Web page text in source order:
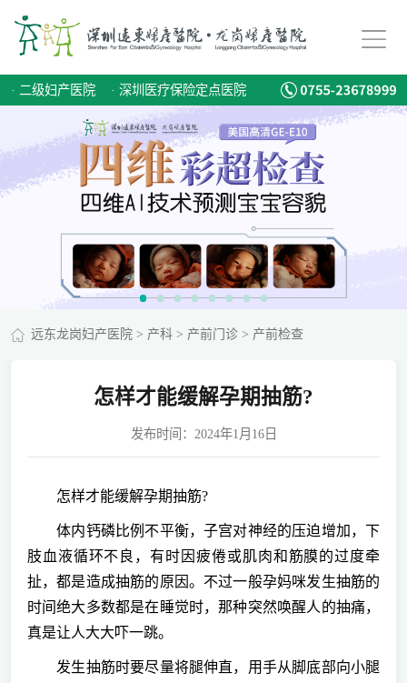
· 二级妇产医院 · 深圳医疗保险定点医院
远东龙岗妇产医院> 产科> 产前门诊> 产前检查
怎样才能缓解孕期抽筋?
发布时间：2024年1月16日
怎样才能缓解孕期抽筋?
体内钙磷比例不平衡，子宫对神经的压迫增加，下
肢血液循环不良，有时因疲倦或肌肉和筋膜的过度牵
扯，都是造成抽筋的原因。不过一般孕妈咪发生抽筋的
时间绝大多数都是在睡觉时，那种突然唤醒人的抽痛，
真是让人大大吓一跳。
发生抽筋时要尽量将腿伸直，用手从脚底部向小腿